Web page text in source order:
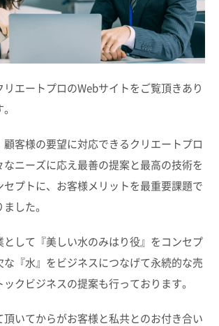
エートプロのWebサイトをご覧頂きあり
客様の要望に対応できるクリエートプロ
ニーズに応え最善の提案と最高の技術を
プトに、お客様メリットを最重要課題で
した。
として『美しい水のみはり役』をコンセプ
な『水』をビジネスにつなげて永続的な売
クビジネスの提案も行っております。
いてからがお客様と私共とのお付き合い